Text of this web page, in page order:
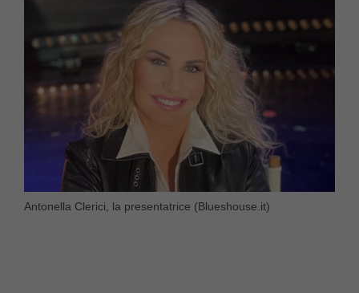
Antonella Clerici, la presentatrice (Blueshouse.it)